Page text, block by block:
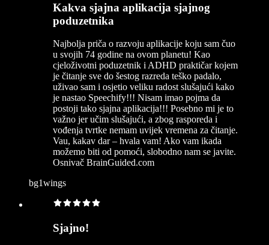
Kakva sjajna aplikacija sjajnog
poduzetnika
Najbolja priča o razvoju aplikacije koju sam čuo
u svojih 74 godine na ovom planetu! Kao
cjeloživotni poduzetnik i ADHD praktičar kojem
je čitanje sve do šestog razreda teško padalo,
uživao sam i osjetio veliku radost slušajući kako
je nastao Speechify!!! Nisam imao pojma da
postoji tako sjajna aplikacija!!! Posebno mi je to
važno jer učim slušajući, a zbog rasporeda i
vođenja tvrtke nemam uvijek vremena za čitanje.
Vau, kakav dar – hvala vam! Ako vam ikada
možemo biti od pomoći, slobodno nam se javite.
Osnivač BrainGuided.com
bg1wings
Sjajno!